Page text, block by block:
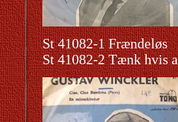
St 41082-1 Frændeløs
St 41082-2 Tænk hvis